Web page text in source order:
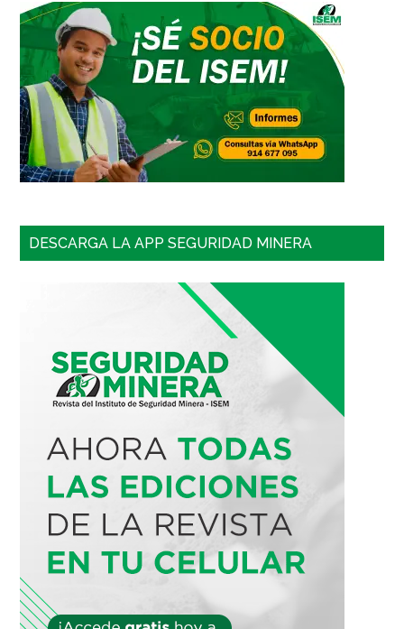
DESCARGA LA APP SEGURIDAD MINERA